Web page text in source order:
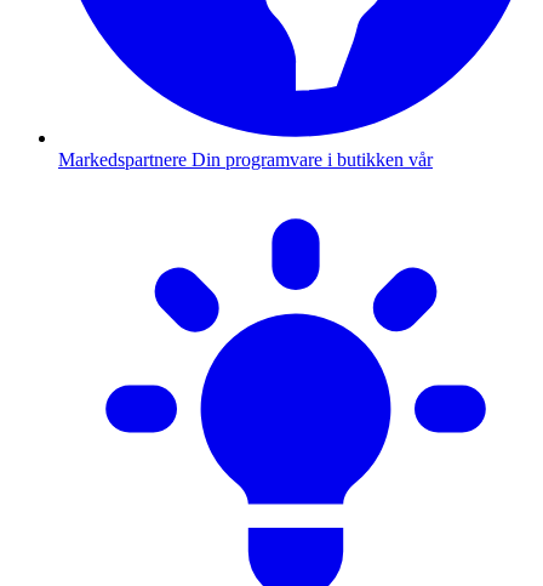
Markedspartnere Din programvare i butikken vår